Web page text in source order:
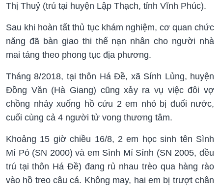
Thị Thuỷ (trú tại huyện Lập Thạch, tỉnh Vĩnh Phúc).
Sau khi hoàn tất thủ tục khám nghiệm, cơ quan chức
năng đã bàn giao thi thể nạn nhân cho người nhà
mai táng theo phong tục địa phương.
Tháng 8/2018, tại thôn Há Đề, xã Sính Lủng, huyện
Đồng Văn (Hà Giang) cũng xảy ra vụ việc đôi vợ
chồng nhảy xuống hồ cứu 2 em nhỏ bị đuối nước,
cuối cùng cả 4 người tử vong thương tâm.
Khoảng 15 giờ chiều 16/8, 2 em học sinh tên Sình
Mí Pó (SN 2000) và em Sình Mí Sính (SN 2005, đều
trú tại thôn Há Đề) đang rủ nhau trèo qua hàng rào
vào hồ treo câu cá. Không may, hai em bị trượt chân